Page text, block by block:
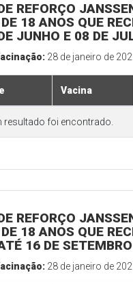
REFORÇO
18 ANOS QUE
JUNHO E 08 DE
28 de janeiro de
Vacina
resultado foi encontrado.
REFORÇO
18 ANOS QUE
16 DE SETEMBRO
28 de janeiro de